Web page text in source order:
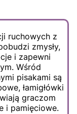
ruchowych z
zmysły,
i zapewni
Wśród
pisakami są
łamigłówki
graczom
i pamięciowe.